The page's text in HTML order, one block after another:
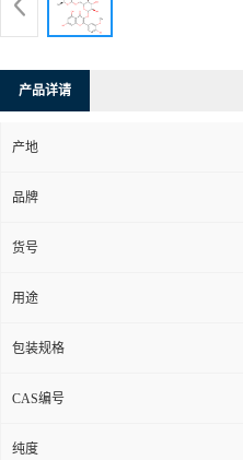
产品详请
产地
品牌
货号
用途
包装规格
CAS编号
纯度